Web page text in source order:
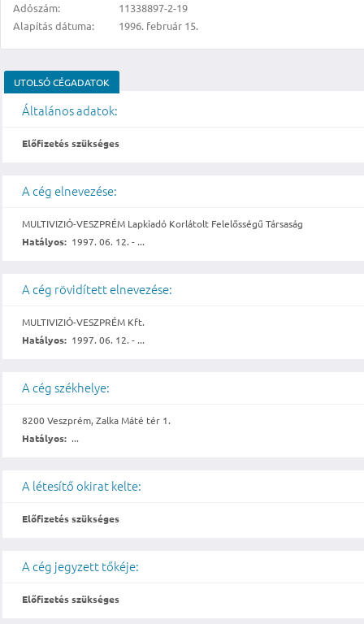
Adószám:
11338897-2-19
Alapítás dátuma:
1996. február 15.
UTOLSÓ CÉGADATOK
Általános adatok:
Előfizetés szükséges
A cég elnevezése:
MULTIVIZIÓ-VESZPRÉM Lapkiadó Korlátolt Felelősségű Társaság
Hatályos: 1997. 06. 12. - ...
A cég rövidített elnevezése:
MULTIVIZIÓ-VESZPRÉM Kft.
Hatályos: 1997. 06. 12. - ...
A cég székhelye:
8200 Veszprém, Zalka Máté tér 1.
Hatályos: ...
A létesítő okirat kelte:
Előfizetés szükséges
A cég jegyzett tőkéje:
Előfizetés szükséges